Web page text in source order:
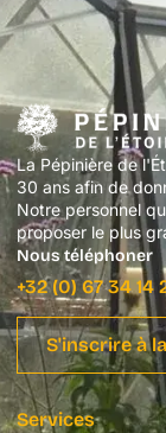
La Pépinière de
30 ans afin de
Notre personnel
proposer le plus
Nous téléphoner
+32 (0) 67 34 14
S'inscrire à
Services